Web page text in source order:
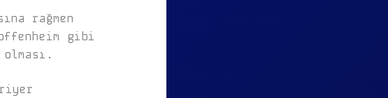
rağmen
gibi